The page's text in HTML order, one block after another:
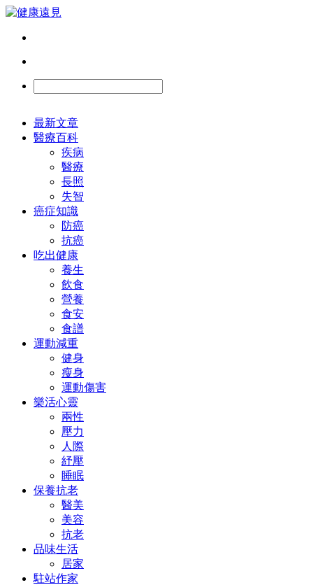
最新文章
醫療百科
疾病
醫療
長照
失智
癌症知識
防癌
抗癌
吃出健康
養生
飲食
營養
食安
食譜
運動減重
健身
瘦身
運動傷害
樂活心靈
兩性
壓力
人際
紓壓
睡眠
保養抗老
醫美
美容
抗老
品味生活
居家
駐站作家